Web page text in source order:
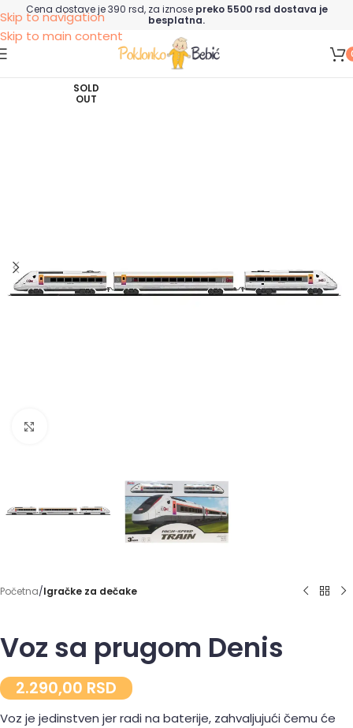
Skip to navigation
Skip to main content
Cena dostave je 390 rsd, za iznose preko 5500 rsd dostava je
besplatna.
SOLD
OUT
Početna Igračke za dečake
Voz sa prugom Denis
2.290,00 RSD
Voz je jedinstven jer radi na baterije, zahvaljujući čemu će